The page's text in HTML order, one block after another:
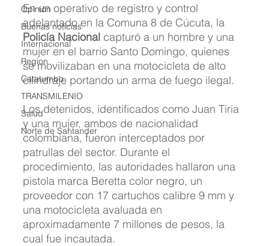
Opinión
Buenas noticias
Internacional
Region
Catatumbo
TRANSMILENIO
Salud
Norte de Santander
En un operativo de registro y control
adelantado en la Comuna 8 de Cúcuta, la
Policía Nacional capturó a un hombre y una
mujer en el barrio Santo Domingo, quienes
se movilizaban en una motocicleta de alto
cilindraje portando un arma de fuego ilegal.
Los detenidos, identificados como Juan Tiria
y una mujer, ambos de nacionalidad
colombiana, fueron interceptados por
patrullas del sector. Durante el
procedimiento, las autoridades hallaron una
pistola marca Beretta color negro, un
proveedor con 17 cartuchos calibre 9 mm y
una motocicleta avaluada en
aproximadamente 7 millones de pesos, la
cual fue incautada.